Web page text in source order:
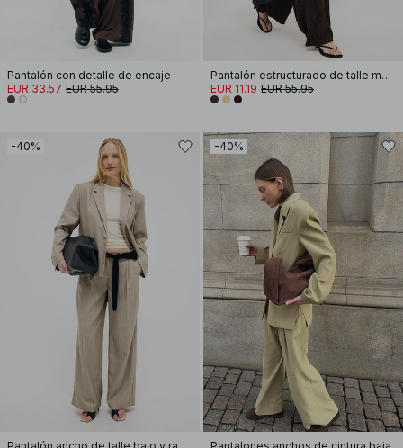
Pantalón con detalle de encaje
EUR 33.57 EUR 55.95
Pantalón estructurado de talle medio
EUR 11.19 EUR 55.95
-40% -40%